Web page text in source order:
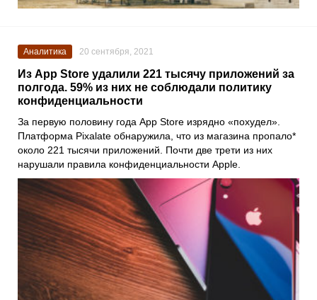
Аналитика 20 сентября, 2021
Из App Store удалили 221 тысячу приложений за
полгода. 59% из них не соблюдали политику
конфиденциальности
За первую половину года App Store изрядно «похудел».
Платформа Pixalate обнаружила, что из магазина пропало*
около 221 тысячи приложений. Почти две трети из них
нарушали правила конфиденциальности Apple